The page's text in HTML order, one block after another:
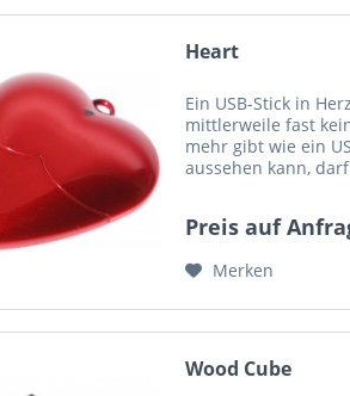
Heart
Ein USB-Stick in
mittlerweile fast
mehr gibt wie ein
aussehen kann,
Stick wirkt durch
Preis auf
Merken
Wood Cube